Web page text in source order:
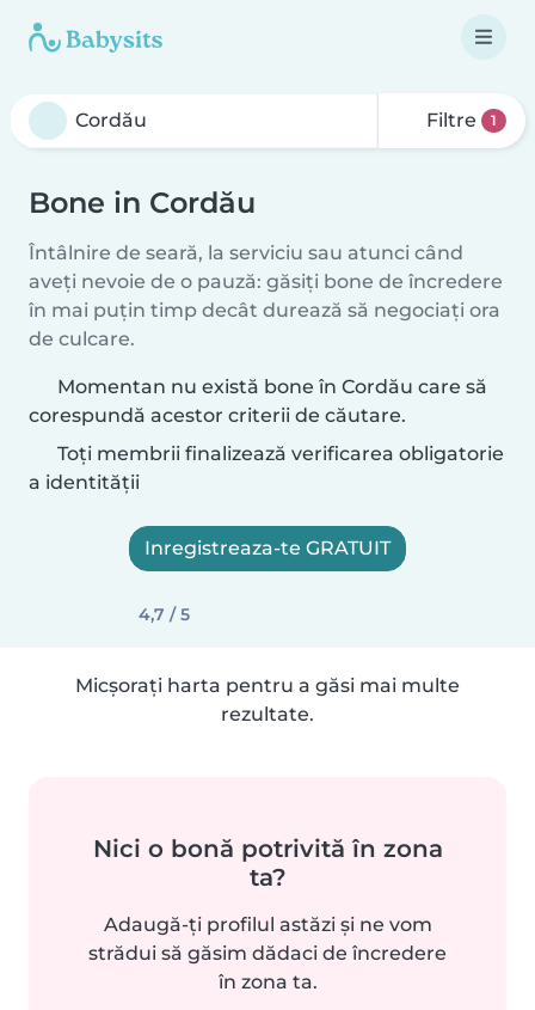
Filtre 1
Bone in Cordău
Întâlnire de seară, la serviciu sau atunci când
aveți nevoie de o pauză: găsiți bone de încredere
în mai puțin timp decât durează să negociați ora
de culcare.
Momentan nu există bone în Cordău care să
corespundă acestor criterii de căutare.
Toți membrii finalizează verificarea obligatorie
a identității
Inregistreaza-te GRATUIT
4,7 / 5
Micșorați harta pentru a găsi mai multe
rezultate.
Nici o bonă potrivită în zona
ta?
Adaugă-ți profilul astăzi și ne vom
strădui să găsim dădaci de încredere
în zona ta.